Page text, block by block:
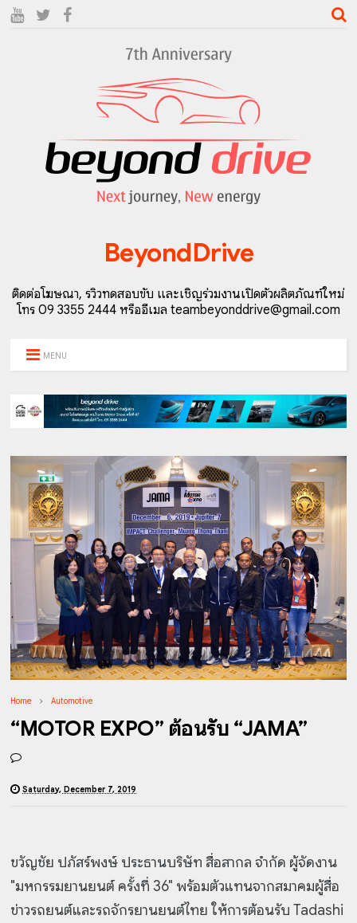
BeyondDrive
ติดต่อโฆษณา, รีวิวทดสอบขับ และเชิญร่วมงานเปิดตัวผลิตภัณฑ์ใหม่
โทร 09 3355 2444 หรืออีเมล teambeyonddrive@gmail.com
MENU
Home Automotive
“MOTOR EXPO” ต้อนรับ “JAMA”
Saturday, December 7, 2019
ขวัญชัย ปภัสร์พงษ์ ประธานบริษัท สื่อสากล จำกัด ผู้จัดงาน
"มหกรรมยานยนต์ ครั้งที่ 36" พร้อมตัวแทนจากสมาคมผู้สื่อ
ข่าวรถยนต์และรถจักรยานยนต์ไทย ให้การต้อนรับ Tadashi